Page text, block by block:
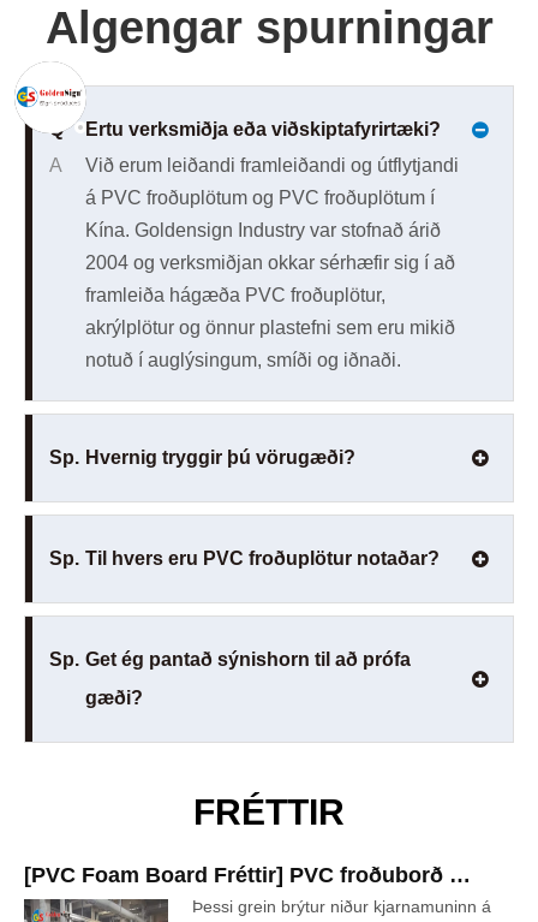
Algengar spurningar
Q
Ertu verksmiðja eða viðskiptafyrirtæki?
A
Við erum leiðandi framleiðandi og útflytjandi
á PVC froðuplötum og PVC froðuplötum í
Kína. Goldensign Industry var stofnað árið
2004 og verksmiðjan okkar sérhæfir sig í að
framleiða hágæða PVC froðuplötur,
akrýlplötur og önnur plastefni sem eru mikið
notuð í auglýsingum, smíði og iðnaði.
Sp. Hvernig tryggir þú vörugæði?
Sp. Til hvers eru PVC froðuplötur notaðar?
Sp. Get ég pantað sýnishorn til að prófa
gæði?
FRÉTTIR
[PVC Foam Board Fréttir] PVC froðuborð vs WPC borð: Lykilmunur og hvernig á að velja
Þessi grein brýtur niður kjarnamuninn á